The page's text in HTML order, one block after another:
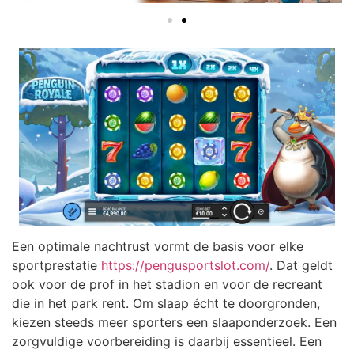
Een optimale nachtrust vormt de basis voor elke
sportprestatie https://pengusportslot.com/. Dat geldt
ook voor de prof in het stadion en voor de recreant
die in het park rent. Om slaap écht te doorgronden,
kiezen steeds meer sporters een slaaponderzoek. Een
zorgvuldige voorbereiding is daarbij essentieel. Een